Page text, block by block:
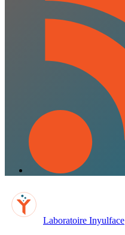
Laboratoire Inyulface